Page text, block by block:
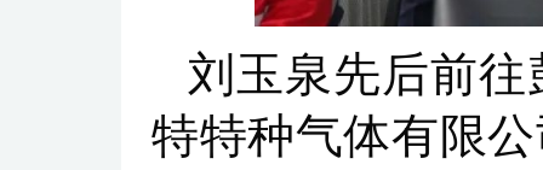
刘玉泉先后前
特特种气体有限